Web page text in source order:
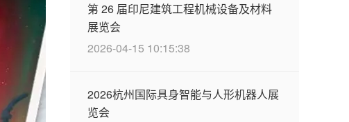
第 26 届印尼建筑工程机械设备及材料
展览会
2026-04-15 10:15:38
2026杭州国际具身智能与人形机器人展
览会